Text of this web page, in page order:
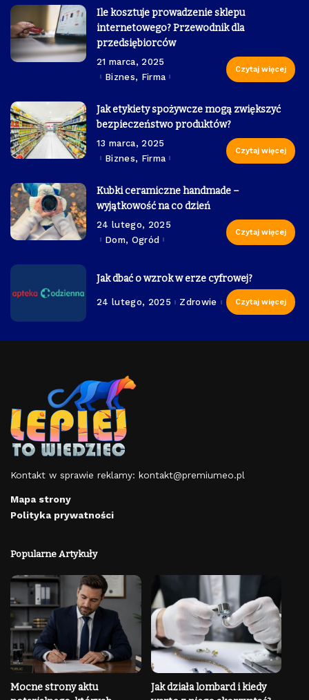
Ile kosztuje prowadzenie sklepu
internetowego? Przewodnik dla
przedsiębiorców
21 marca, 2025
Biznes, Firma
Czytaj więcej
Jak etykiety spożywcze mogą zwiększyć
bezpieczeństwo produktów?
13 marca, 2025
Biznes, Firma
Czytaj więcej
Kubki ceramiczne handmade –
wyjątkowość na co dzień
24 lutego, 2025
Dom, Ogród
Czytaj więcej
Jak dbać o wzrok w erze cyfrowej?
24 lutego, 2025 Zdrowie Czytaj więcej
Kontakt w sprawie reklamy: kontakt@premiumeo.pl
Mapa strony
Polityka prywatności
Popularne Artykuły
Mocne strony aktu
Jak działa lombard i kiedy